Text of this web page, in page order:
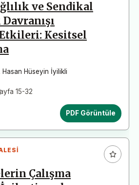
ve Sendikal
Kesitsel
Hasan Hüseyin İyilikli
15-32
PDF Görüntüle
Çalışma